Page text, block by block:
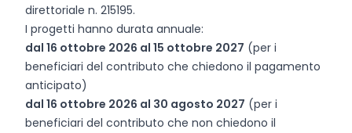
direttoriale n. 215195.
I progetti hanno durata annuale:
dal 16 ottobre 2026 al 15 ottobre 2027 (per i
beneficiari del contributo che chiedono il pagamento
anticipato)
dal 16 ottobre 2026 al 30 agosto 2027 (per i
beneficiari del contributo che non chiedono il